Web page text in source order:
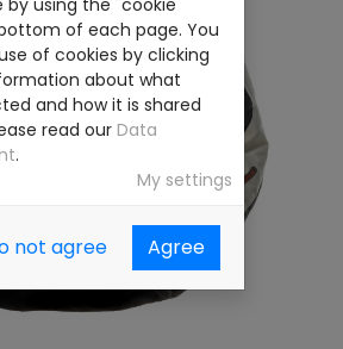
using the "cookie
of each page. You
of cookies by clicking
about what
and how it is shared
read our Data
.
My settings
not agree Agree